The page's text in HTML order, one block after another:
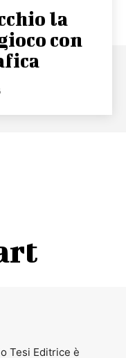
la
con
Tesi Editrice è